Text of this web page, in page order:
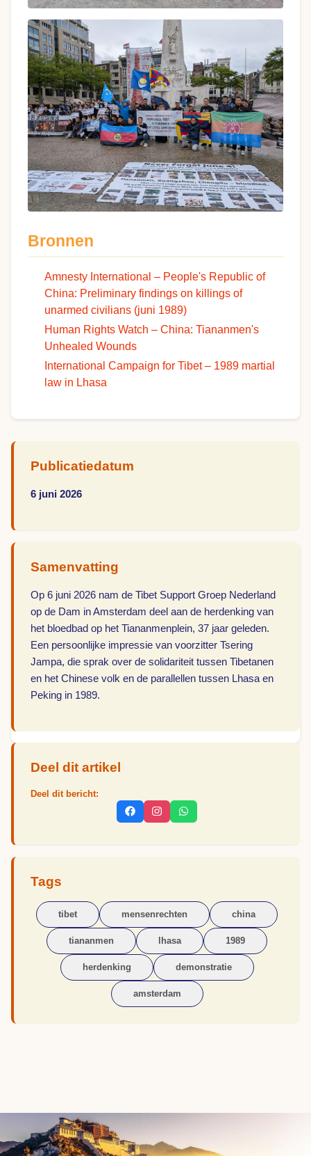
Bronnen
Amnesty International – People's Republic of
China: Preliminary findings on killings of
unarmed civilians (juni 1989)
Human Rights Watch – China: Tiananmen's
Unhealed Wounds
International Campaign for Tibet – 1989 martial
law in Lhasa
Publicatiedatum
6 juni 2026
Samenvatting
Op 6 juni 2026 nam de Tibet Support Groep Nederland
op de Dam in Amsterdam deel aan de herdenking van
het bloedbad op het Tiananmenplein, 37 jaar geleden.
Een persoonlijke impressie van voorzitter Tsering
Jampa, die sprak over de solidariteit tussen Tibetanen
en het Chinese volk en de parallellen tussen Lhasa en
Peking in 1989.
Deel dit artikel
Deel dit bericht:
Tags
tibet mensenrechten china
tiananmen lhasa 1989
herdenking demonstratie
amsterdam